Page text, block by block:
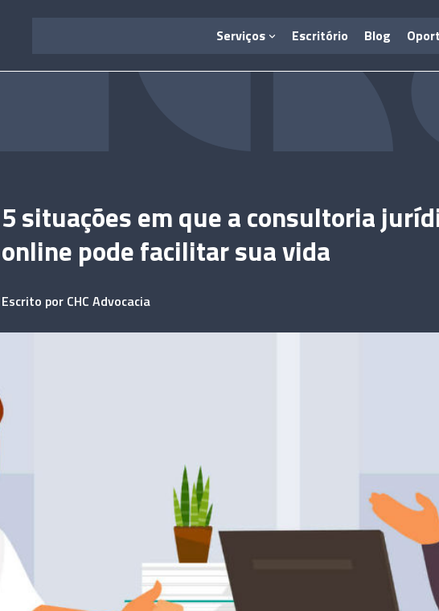
Serviços Escritório Blog
5 situações em que a consultoria
online pode facilitar sua vida
Escrito por CHC Advocacia